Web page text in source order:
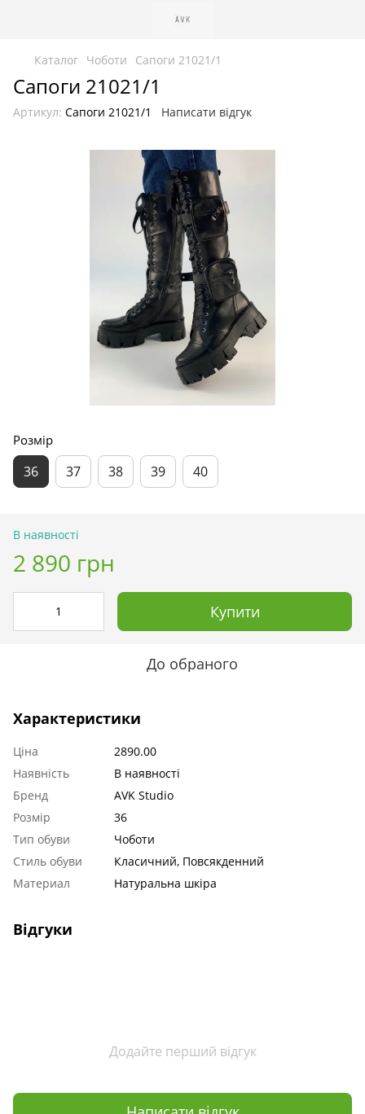
Каталог Чоботи Сапоги 21021/1
Сапоги 21021/1
Артикул: Сапоги 21021/1 Написати відгук
Розмір
36 37 38 39 40
В наявності
2 890 грн
Купити
До обраного
Характеристики
Ціна
2890.00
Наявність
В наявності
Бренд
AVK Studio
Розмір
36
Тип обуви
Чоботи
Стиль обуви
Класичний, Повсякденний
Материал
Натуральна шкіра
Відгуки
Додайте перший відгук